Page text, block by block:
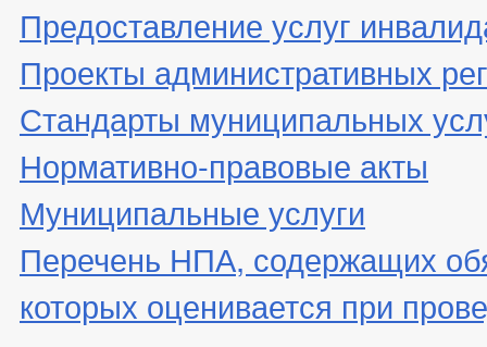
Предоставление услуг
Проекты административных
Стандарты муниципальных
Нормативно-правовые акты
Муниципальные услуги
Перечень НПА, содержащих
которых оценивается при